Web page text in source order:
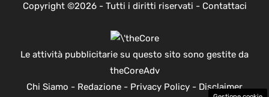
Copyright ©2026 - Tutti i diritti riservati - Contattaci
Le attività pubblicitarie su questo sito sono gestite da
theCoreAdv
Chi Siamo - Redazione - Privacy Policy - Disclaimer